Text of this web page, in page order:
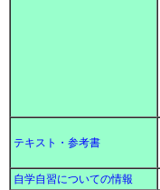
テキスト・参考書
自学自習についての情報